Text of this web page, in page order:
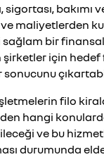
bakımı
maliyetlerden
sağlam bir finansal
için hedef
sonucunu
filo
hangi
ve bu
durumunda